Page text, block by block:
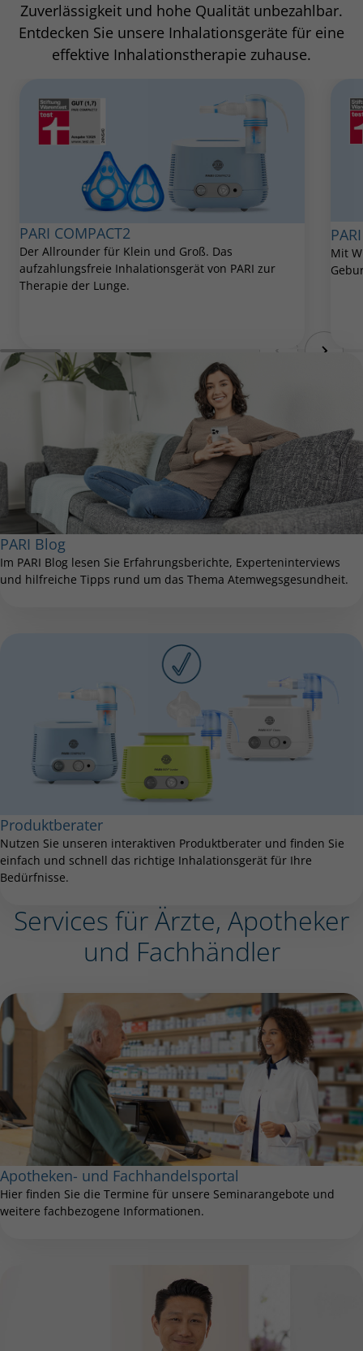
Zuverlässigkeit und hohe Qualität unbezahlbar.
Entdecken Sie unsere Inhalationsgeräte für eine
effektive Inhalationstherapie zuhause.
PARI COMPACT2
Der Allrounder für Klein und Groß. Das
aufzahlungsfreie Inhalationsgerät von PARI zur
Therapie der Lunge.
Mit
PARI Blog
Im PARI Blog lesen Sie Erfahrungsberichte, Experteninterviews
und hilfreiche Tipps rund um das Thema Atemwegsgesundheit.
Produktberater
Nutzen Sie unseren interaktiven Produktberater und finden Sie
einfach und schnell das richtige Inhalationsgerät für Ihre
Bedürfnisse.
Services für Ärzte, Apotheker
und Fachhändler
Apotheken- und Fachhandelsportal
Hier finden Sie die Termine für unsere Seminarangebote und
weitere fachbezogene Informationen.